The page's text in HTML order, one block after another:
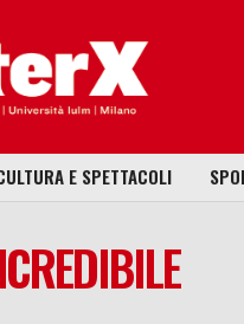
E SPETTACOLI